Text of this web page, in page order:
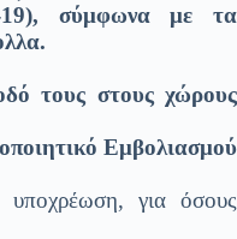
19), σύμφωνα με τα
τους στους χώρους
Εμβολιασμού
υποχρέωση, για όσους